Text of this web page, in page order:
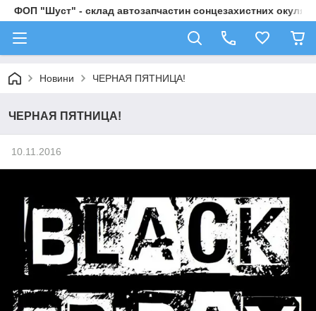
ФОП "Шуст" - склад автозапчастин сонцезахистних
Новини ЧЕРНАЯ ПЯТНИЦА!
ЧЕРНАЯ ПЯТНИЦА!
10.11.2016